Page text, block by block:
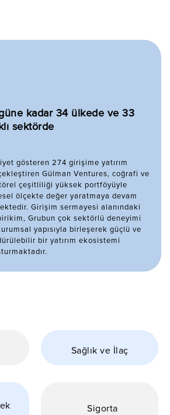
kadar 34 ülkede ve 33
sektörde
gösteren 274 girişime yatırım
Gülman Ventures, coğrafi ve
çeşitliliği yüksek portföyüyle
ölçekte değer yaratmaya devam
Girişim sermayesi alanındaki
Grubun çok sektörlü deneyimi
yapısıyla birleşerek güçlü ve
bir yatırım ekosistemi
Sağlık ve İlaç
Sigorta